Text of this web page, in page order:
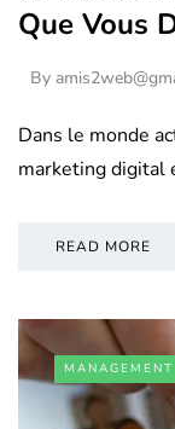
Que Vous
By
Dans le monde
marketing digital
READ MORE
MANAGEMENT